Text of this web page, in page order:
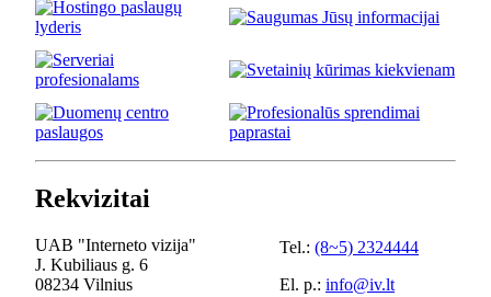
Rekvizitai
UAB "Interneto vizija"
J. Kubiliaus g. 6
08234 Vilnius
Tel.: (8~5) 2324444
El. p.: info@iv.lt